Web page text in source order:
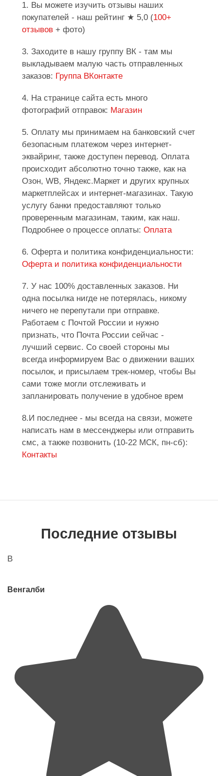
1. Вы можете изучить отзывы наших
покупателей - наш рейтинг ★ 5,0 (100+
отзывов + фото)
3. Заходите в нашу группу ВК - там мы
выкладываем малую часть отправленных
заказов: Группа ВКонтакте
4. На странице сайта есть много
фотографий отправок: Магазин
5. Оплату мы принимаем на банковский счет
безопасным платежом через интернет-
эквайринг, также доступен перевод. Оплата
происходит абсолютно точно также, как на
Озон, WB, Яндекс.Маркет и других крупных
маркетплейсах и интернет-магазинах. Такую
услугу банки предоставляют только
проверенным магазинам, таким, как наш.
Подробнее о процессе оплаты: Оплата
6. Оферта и политика конфиденциальности:
Оферта и политика конфиденциальности
7. У нас 100% доставленных заказов. Ни
одна посылка нигде не потерялась, никому
ничего не перепутали при отправке.
Работаем с Почтой России и нужно
признать, что Почта России сейчас -
лучший сервис. Со своей стороны мы
всегда информируем Вас о движении ваших
посылок, и присылаем трек-номер, чтобы Вы
сами тоже могли отслеживать и
запланировать получение в удобное врем
8.И последнее - мы всегда на связи, можете
написать нам в мессенджеры или отправить
смс, а также позвонить (10-22 МСК, пн-сб):
Контакты
Последние отзывы
В
Венгалби